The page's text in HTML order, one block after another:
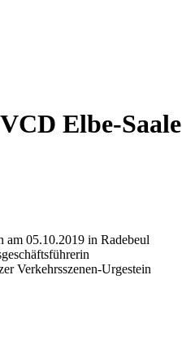
Elbe-Saale
05.10.2019 in Radebeul
Verkehrsszenen-Urgestein